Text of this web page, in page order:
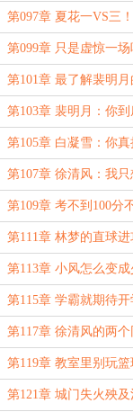
你！
第097章 夏花一VS三！
第099章 只是虚惊一场
第101章 最了解裴明月
第103章 裴明月：你到
第105章 白凝雪：你
吗？
第107章 徐清风：我
活！
第109章 考不到100分
第111章 林梦的直球进
第113章 小风怎么变
才了？
第115章 学霸就期待开
第117章 徐清风的两个
第119章 教室里别玩篮
第121章 城门失火殃及